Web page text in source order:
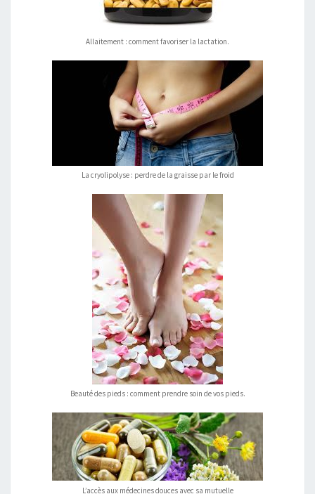
Allaitement : comment favoriser la lactation.
La cryolipolyse : perdre de la graisse par le froid
Beauté des pieds : comment prendre soin de vos pieds.
L’accès aux médecines douces avec sa mutuelle